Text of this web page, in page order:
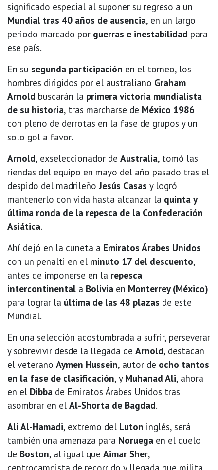
significado especial al suponer su regreso a un
Mundial tras 40 años de ausencia, en un largo
periodo marcado por guerras e inestabilidad para
ese país.
En su segunda participación en el torneo, los
hombres dirigidos por el australiano Graham
Arnold buscarán la primera victoria mundialista
de su historia, tras marcharse de México 1986
con pleno de derrotas en la fase de grupos y un
solo gol a favor.
Arnold, exseleccionador de Australia, tomó las
riendas del equipo en mayo del año pasado tras el
despido del madrileño Jesús Casas y logró
mantenerlo con vida hasta alcanzar la quinta y
última ronda de la repesca de la Confederación
Asiática.
Ahí dejó en la cuneta a Emiratos Árabes Unidos
con un penalti en el minuto 17 del descuento,
antes de imponerse en la repesca
intercontinental a Bolivia en Monterrey (México)
para lograr la última de las 48 plazas de este
Mundial.
En una selección acostumbrada a sufrir, perseverar
y sobrevivir desde la llegada de Arnold, destacan
el veterano Aymen Hussein, autor de ocho tantos
en la fase de clasificación, y Muhanad Ali, ahora
en el Dibba de Emiratos Árabes Unidos tras
asombrar en el Al-Shorta de Bagdad.
Ali Al-Hamadi, extremo del Luton inglés, será
también una amenaza para Noruega en el duelo
de Boston, al igual que Aimar Sher,
centrocampista de recorrido y llegada que milita